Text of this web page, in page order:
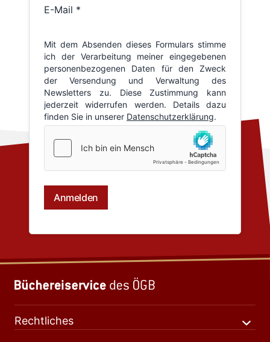
Rechtliches